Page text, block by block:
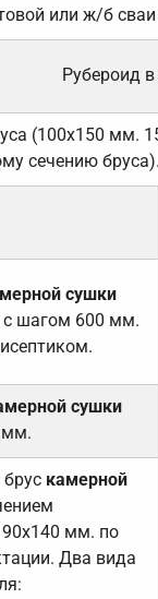
или ж/б
Рубероид
(100х150 мм.
сечению
сушки
шагом 600 мм.
сушки
мм.
камерной
мм. по
Два вида